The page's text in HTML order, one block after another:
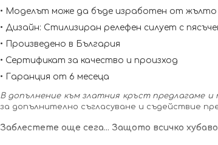
• Моделът може да бъде изработен от
• Дизайн: Стилизиран релефен силует с
• Произведено в България
• Сертификат за качество и произход
• Гаранция от 6 месеца
В допълнение към златния кръст предлагаме
за допълнително съгласуване и съдействие
Заблестете още сега... Защото всичко